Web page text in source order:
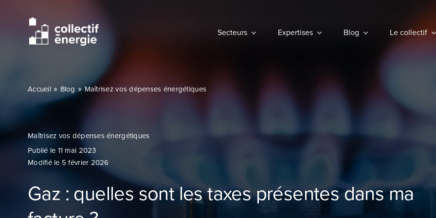
contenu
Secteurs Expertises Blog Le collectif
Secteurs Expertises Blog Le collectif
Accueil» Blog»Maîtrisez vos dépenses énergétiques
Maîtrisez vos dépenses énergétiques
Publié le 11 mai 2023
Modifié le 5 février 2026
Gaz : quelles sont les taxes présentes dans ma